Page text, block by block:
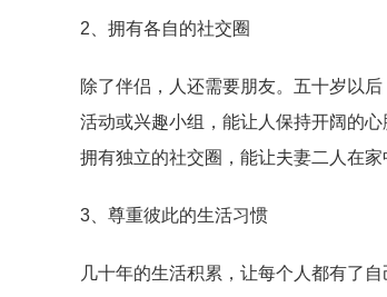
2、拥有各自的社交圈
除了伴侣，人还需要朋友。五十岁以
活动或兴趣小组，能让人保持开阔的
拥有独立的社交圈，能让夫妻二人在
3、尊重彼此的生活习惯
几十年的生活积累，让每个人都有了